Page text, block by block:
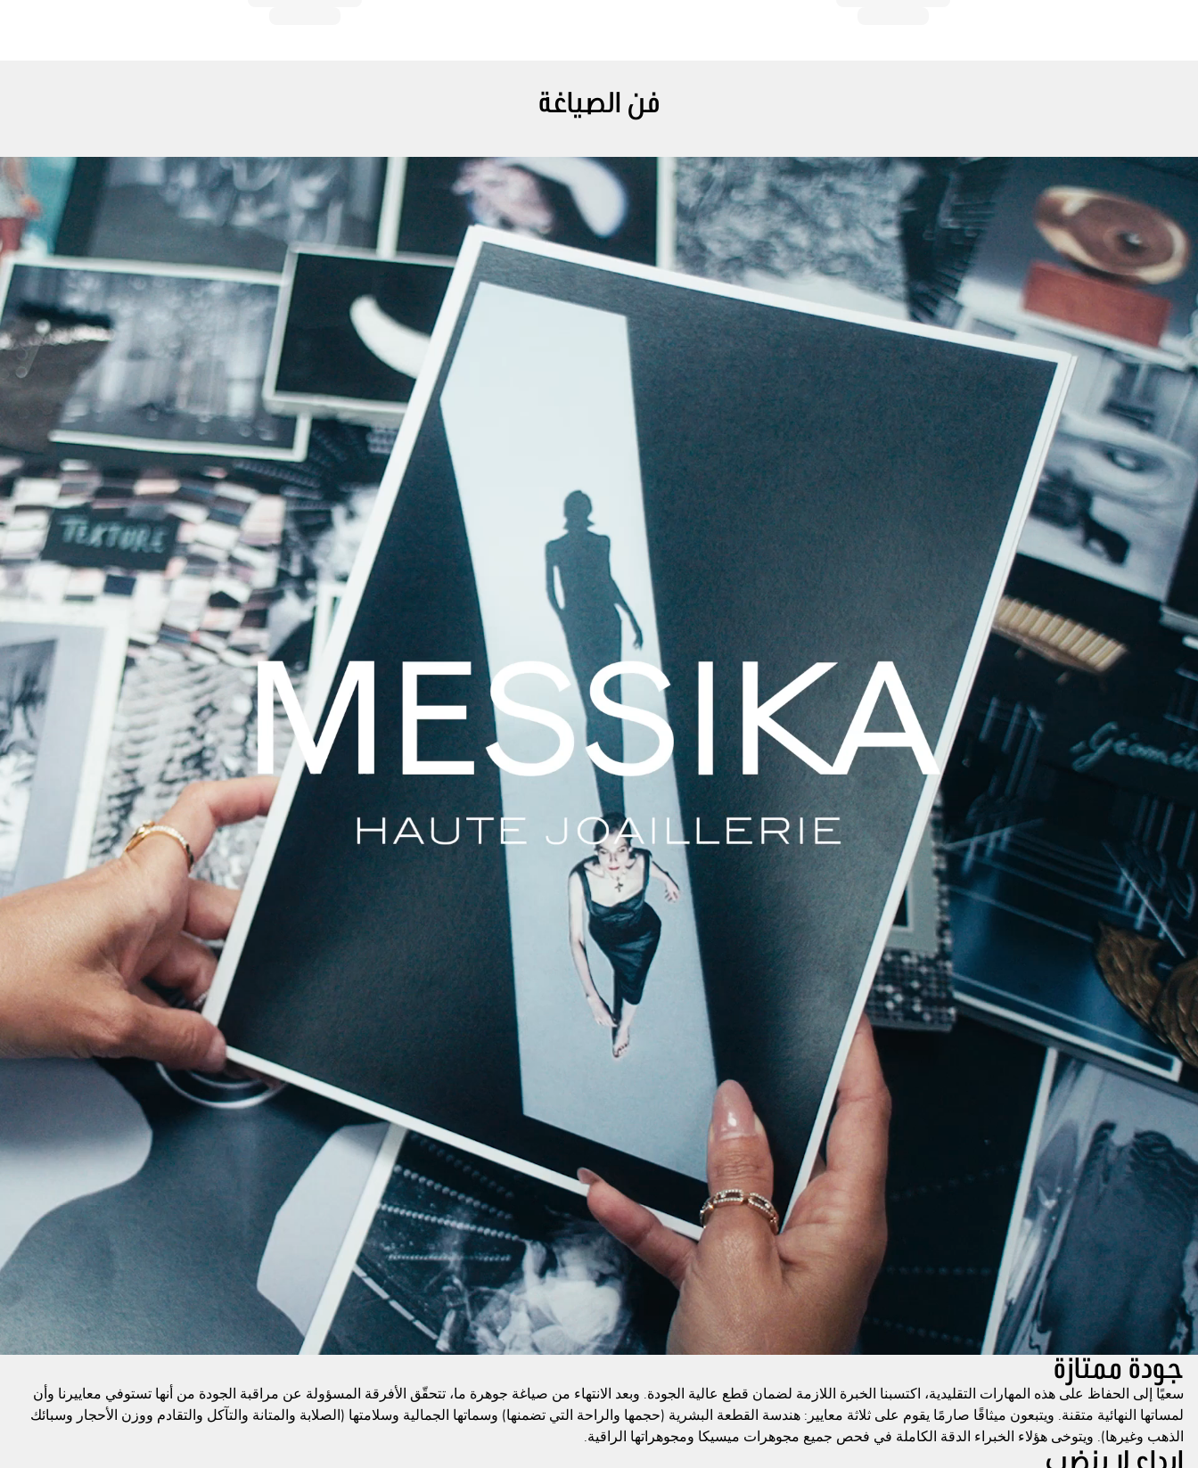
فن الصياغة
جودة ممتازة
سعيًا إلى الحفاظ على هذه المهارات التقليدية، اكتسبنا الخبرة اللازمة لضمان قطع عالية الجودة. وبعد الانتهاء من صياغة جوهرة ما، تتحقّق الأفرقة المسؤولة عن مراقبة الجودة من أنها تستوفي معاييرنا وأن
لمساتها النهائية متقنة. ويتبعون ميثاقًا صارمًا يقوم على ثلاثة معايير: هندسة القطعة البشرية (حجمها والراحة التي تضمنها) وسماتها الجمالية وسلامتها (الصلابة والمتانة والتآكل والتقادم ووزن الأحجار وسبائك
الذهب وغيرها). ويتوخى هؤلاء الخبراء الدقة الكاملة في فحص جميع مجوهرات ميسيكا ومجوهراتها الراقية.